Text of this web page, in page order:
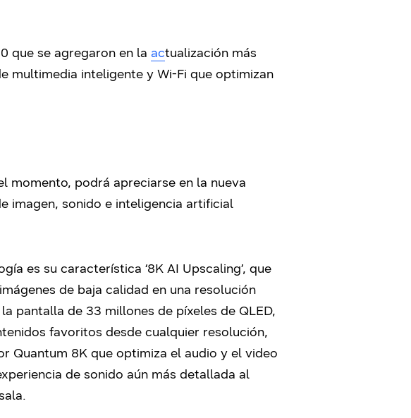
que se agregaron en la actualización más
multimedia inteligente y Wi-Fi que optimizan
momento, podrá apreciarse en la nueva
imagen, sonido e inteligencia artificial
es su característica ‘8K AI Upscaling’, que
de baja calidad en una resolución
pantalla de 33 millones de píxeles de QLED,
favoritos desde cualquier resolución,
Quantum 8K que optimiza el audio y el video
de sonido aún más detallada al